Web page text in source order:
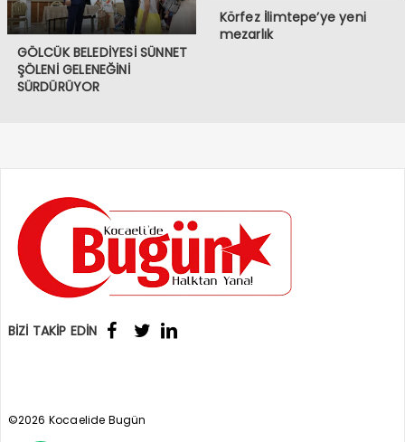
GÖLCÜK BELEDİYESİ SÜNNET
ŞÖLENİ GELENEĞİNİ
SÜRDÜRÜYOR
Körfez İlimtepe’ye yeni
mezarlık
BİZİ TAKİP EDİN
©2026 Kocaelide Bugün